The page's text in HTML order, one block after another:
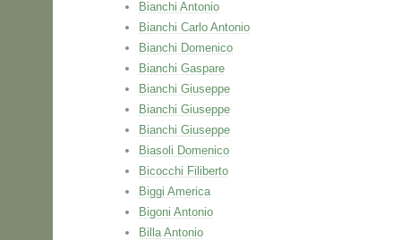
Bianchi Antonio
Bianchi Carlo Antonio
Bianchi Domenico
Bianchi Gaspare
Bianchi Giuseppe
Bianchi Giuseppe
Bianchi Giuseppe
Biasoli Domenico
Bicocchi Filiberto
Biggi America
Bigoni Antonio
Billa Antonio